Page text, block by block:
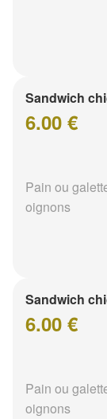
Sandwich
6.00 €
Pain ou
oignons
Sandwich
6.00 €
Pain ou
oignons